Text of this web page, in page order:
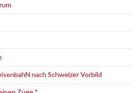
nach Schweizer Vorbild